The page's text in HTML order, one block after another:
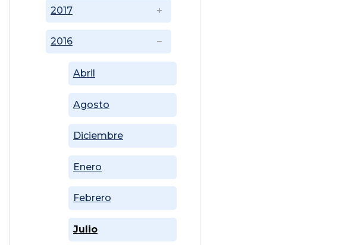
2016
Abril
Agosto
Diciembre
Enero
Febrero
Julio
2017